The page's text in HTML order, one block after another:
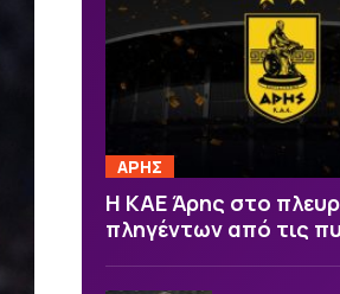
ΑΡΗΣ
Η ΚΑΕ Άρης στο
πληγέντων από τις